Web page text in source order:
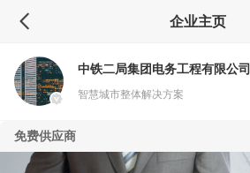
企业主页
中铁二局集团电务工程有限公司
智慧城市整体解决方案
免费供应商